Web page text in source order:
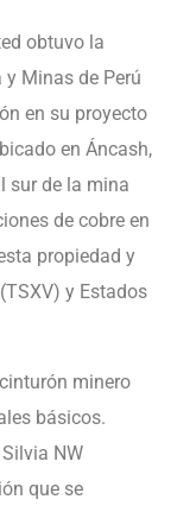
obtuvo la
Minas de Perú
en su proyecto
en Áncash,
sur de la mina
de cobre en
propiedad y
y Estados
minero
básicos.
NW
que se